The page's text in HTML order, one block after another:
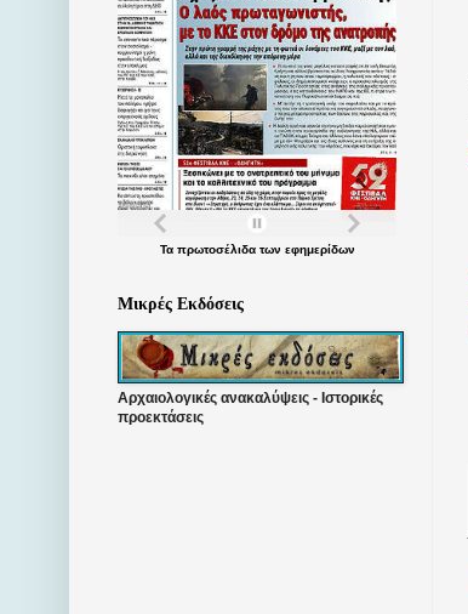
Τα πρωτοσέλιδατων εφημερίδων
Μικρές Εκδόσεις
Αρχαιολογικές ανακαλύψεις - Ιστορικές
προεκτάσεις